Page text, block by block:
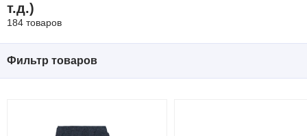
т.д.)
184 товаров
Фильтр товаров